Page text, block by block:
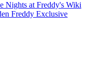
Nights at Freddy's Wiki
Freddy Exclusive